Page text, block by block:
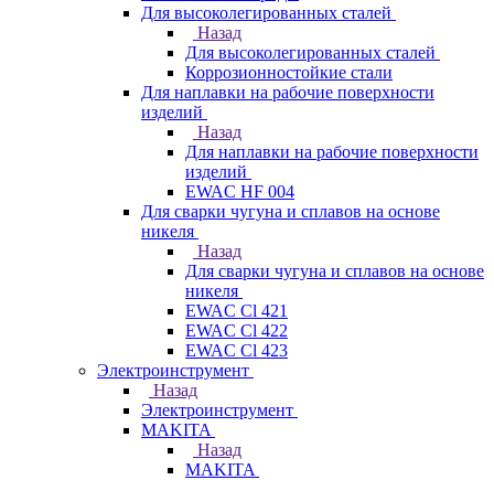
Для высоколегированных сталей
Назад
Для высоколегированных сталей
Коррозионностойкие стали
Для наплавки на рабочие поверхности
изделий
Назад
Для наплавки на рабочие поверхности
изделий
EWAC HF 004
Для сварки чугуна и сплавов на основе
никеля
Назад
Для сварки чугуна и сплавов на основе
никеля
EWAC Cl 421
EWAC Cl 422
EWAC Cl 423
Электроинструмент
Назад
Электроинструмент
МAKITA
Назад
МAKITA